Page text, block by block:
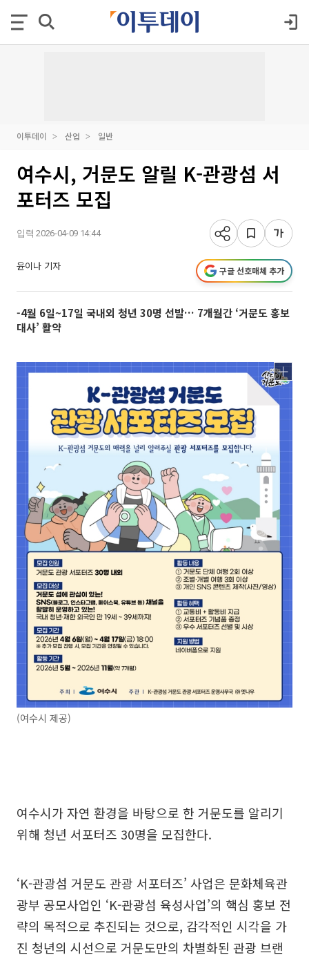
이투데이 산업 일반
여수시, 거문도 알릴 K-관광섬 서
포터즈 모집
입력 2026-04-09 14:44
윤이나 기자 구글 선호매체 추가
-4월 6일~17일 국내외 청년 30명 선발… 7개월간 ‘거문도 홍보
대사’ 활약
(여수시 제공)
여수시가 자연 환경을 바탕으로 한 거문도를 알리기
위해 청년 서포터즈 30명을 모집한다.
‘K-관광섬 거문도 관광 서포터즈’ 사업은 문화체육관
광부 공모사업인 ‘K-관광섬 육성사업’의 핵심 홍보 전
략의 목적으로 추진되는 것으로, 감각적인 시각을 가
진 청년의 시선으로 거문도만의 차별화된 관광 브랜